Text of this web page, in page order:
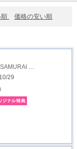
価格の安い順
…
29